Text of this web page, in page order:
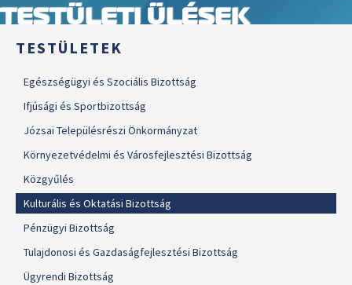
TESTÜLETI ÜLÉSEK
TESTÜLETEK
Egészségügyi és Szociális Bizottság
Ifjúsági és Sportbizottság
Józsai Településrészi Önkormányzat
Környezetvédelmi és Városfejlesztési Bizottság
Közgyűlés
Kulturális és Oktatási Bizottság
Pénzügyi Bizottság
Tulajdonosi és Gazdaságfejlesztési Bizottság
Ügyrendi Bizottság